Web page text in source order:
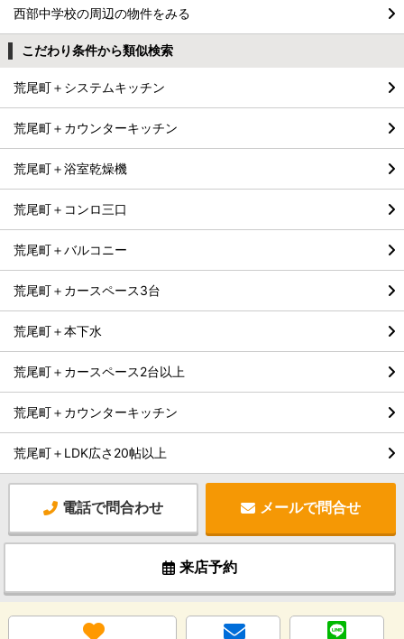
西部中学校の周辺の物件をみる
こだわり条件から類似検索
荒尾町＋システムキッチン
荒尾町＋カウンターキッチン
荒尾町＋浴室乾燥機
荒尾町＋コンロ三口
荒尾町＋バルコニー
荒尾町＋カースペース3台
荒尾町＋本下水
荒尾町＋カースペース2台以上
荒尾町＋カウンターキッチン
荒尾町＋LDK広さ20帖以上
電話で問合わせ メールで問合せ
来店予約